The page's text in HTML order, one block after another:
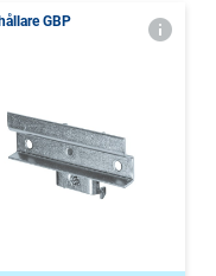
GBP